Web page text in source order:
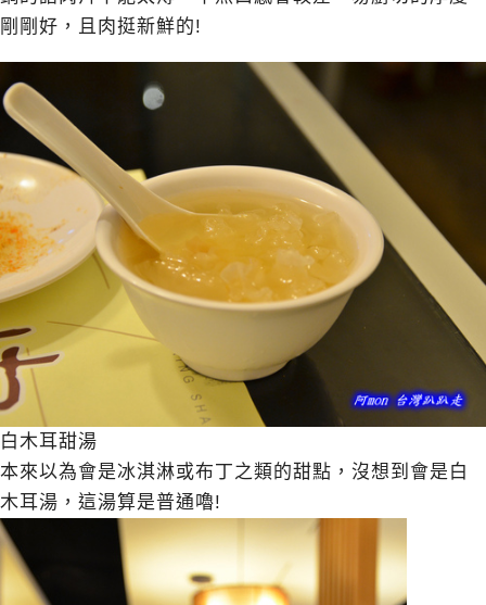
剛剛好，且肉挺新鮮的!
白木耳甜湯
本來以為會是冰淇淋或布丁之類的甜點，沒想到會是白
木耳湯，這湯算是普通嚕!